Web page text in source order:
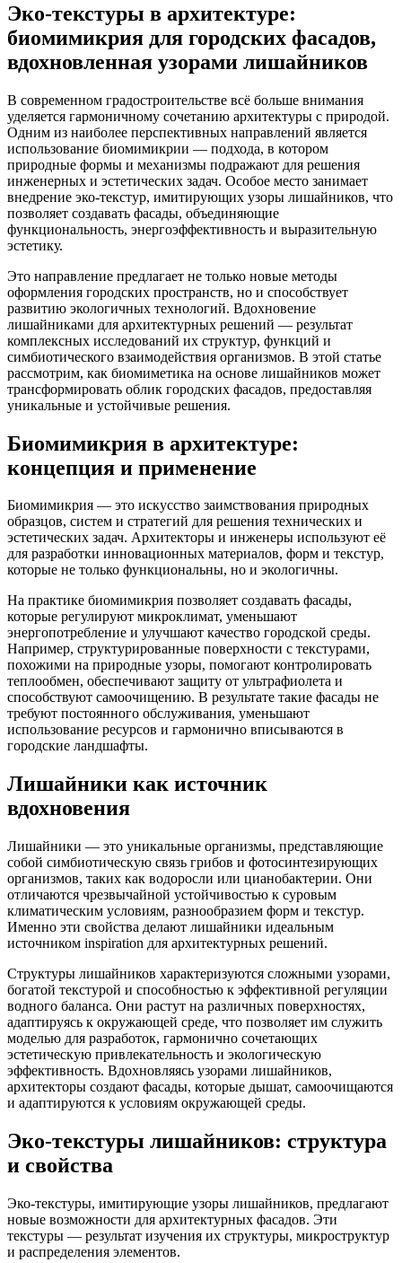
Эко-текстуры в архитектуре:
биомимикрия для городских фасадов,
вдохновленная узорами лишайников
В современном градостроительстве всё больше внимания
уделяется гармоничному сочетанию архитектуры с природой.
Одним из наиболее перспективных направлений является
использование биомимикрии — подхода, в котором
природные формы и механизмы подражают для решения
инженерных и эстетических задач. Особое место занимает
внедрение эко-текстур, имитирующих узоры лишайников, что
позволяет создавать фасады, объединяющие
функциональность, энергоэффективность и выразительную
эстетику.
Это направление предлагает не только новые методы
оформления городских пространств, но и способствует
развитию экологичных технологий. Вдохновение
лишайниками для архитектурных решений — результат
комплексных исследований их структур, функций и
симбиотического взаимодействия организмов. В этой статье
рассмотрим, как биомиметика на основе лишайников может
трансформировать облик городских фасадов, предоставляя
уникальные и устойчивые решения.
Биомимикрия в архитектуре:
концепция и применение
Биомимикрия — это искусство заимствования природных
образцов, систем и стратегий для решения технических и
эстетических задач. Архитекторы и инженеры используют её
для разработки инновационных материалов, форм и текстур,
которые не только функциональны, но и экологичны.
На практике биомимикрия позволяет создавать фасады,
которые регулируют микроклимат, уменьшают
энергопотребление и улучшают качество городской среды.
Например, структурированные поверхности с текстурами,
похожими на природные узоры, помогают контролировать
теплообмен, обеспечивают защиту от ультрафиолета и
способствуют самоочищению. В результате такие фасады не
требуют постоянного обслуживания, уменьшают
использование ресурсов и гармонично вписываются в
городские ландшафты.
Лишайники как источник
вдохновения
Лишайники — это уникальные организмы, представляющие
собой симбиотическую связь грибов и фотосинтезирующих
организмов, таких как водоросли или цианобактерии. Они
отличаются чрезвычайной устойчивостью к суровым
климатическим условиям, разнообразием форм и текстур.
Именно эти свойства делают лишайники идеальным
источником inspiration для архитектурных решений.
Структуры лишайников характеризуются сложными узорами,
богатой текстурой и способностью к эффективной регуляции
водного баланса. Они растут на различных поверхностях,
адаптируясь к окружающей среде, что позволяет им служить
моделью для разработок, гармонично сочетающих
эстетическую привлекательность и экологическую
эффективность. Вдохновляясь узорами лишайников,
архитекторы создают фасады, которые дышат, самоочищаются
и адаптируются к условиям окружающей среды.
Эко-текстуры лишайников: структура
и свойства
Эко-текстуры, имитирующие узоры лишайников, предлагают
новые возможности для архитектурных фасадов. Эти
текстуры — результат изучения их структуры, микроструктур
и распределения элементов.